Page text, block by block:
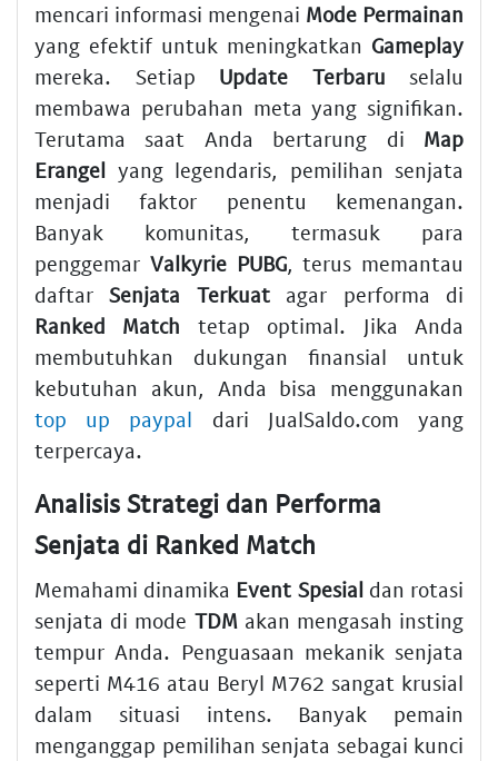
mencari informasi mengenai Mode Permainan
yang efektif untuk meningkatkan Gameplay
mereka. Setiap Update Terbaru selalu
membawa perubahan meta yang signifikan.
Terutama saat Anda bertarung di Map
Erangel yang legendaris, pemilihan senjata
menjadi faktor penentu kemenangan.
Banyak komunitas, termasuk para
penggemar Valkyrie PUBG, terus memantau
daftarSenjata Terkuatagar performa di
Ranked Match tetap optimal. Jika Anda
membutuhkan dukungan finansial untuk
kebutuhan akun, Anda bisa menggunakan
top up paypal dari JualSaldo.com yang
terpercaya.
Analisis Strategi dan Performa
Senjata di Ranked Match
Memahami dinamika Event Spesialdan rotasi
senjata di mode TDMakan mengasah insting
tempur Anda. Penguasaan mekanik senjata
seperti M416 atau Beryl M762 sangat krusial
dalam situasi intens. Banyak pemain
menganggap pemilihan senjata sebagai kunci